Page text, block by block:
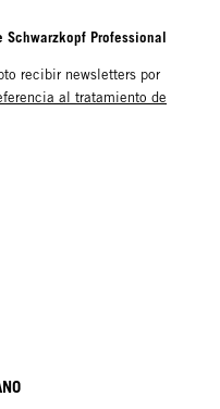
Professional
recibir newsletters por
al tratamiento de